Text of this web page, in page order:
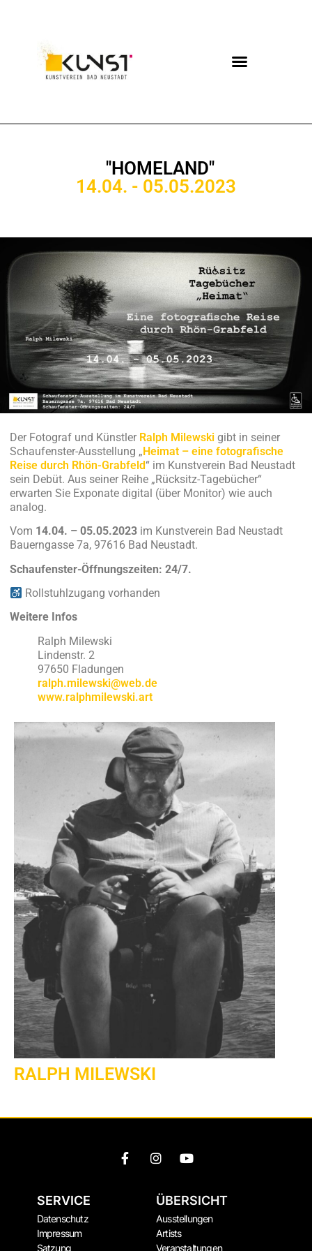
"HOMELAND"
14.04. - 05.05.2023
Der Fotograf und Künstler Ralph Milewski gibt in seiner
Schaufenster-Ausstellung „Heimat – eine fotografische
Reise durch Rhön-Grabfeld“ im Kunstverein Bad Neustadt
sein Debüt. Aus seiner Reihe „Rücksitz-Tagebücher“
erwarten Sie Exponate digital (über Monitor) wie auch
analog.
Vom 14.04. – 05.05.2023 im Kunstverein Bad Neustadt
Bauerngasse 7a, 97616 Bad Neustadt.
Schaufenster-Öffnungszeiten: 24/7.
Rollstuhlzugang vorhanden
Weitere Infos
Ralph Milewski
Lindenstr. 2
97650 Fladungen
ralph.milewski@web.de
www.ralphmilewski.art
RALPH MILEWSKI
SERVICE
Datenschutz
Impressum
Satzung
ÜBERSICHT
Ausstellungen
Artists
Veranstaltungen